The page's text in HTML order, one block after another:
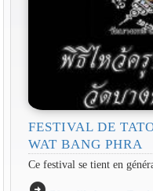
FESTIVAL DE
WAT BANG PHRA
Ce festival se tient en